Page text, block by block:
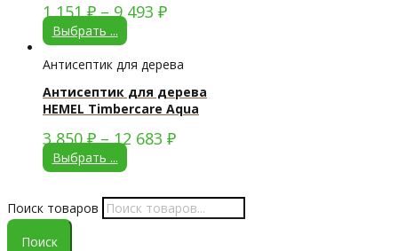
Поиск товаров
Поиск
1 151₽–9 493 ₽
Выбрать ...
Антисептик для дерева
Антисептик для дерева
HEMEL Timbercare Aqua
3 850₽–12 683 ₽
Выбрать ...